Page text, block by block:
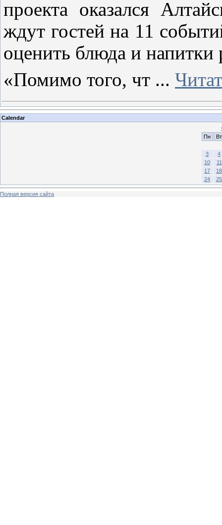
проекта оказался
ждут гостей на 11
оценить блюда и напитки
«Помимо того, чт ...
Calendar
Пн
Вт
3
4
10
11
17
18
24
25
Полная версия сайта